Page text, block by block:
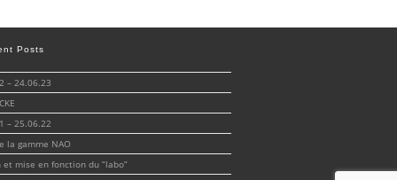
Posts
– 24.06.23
– 25.06.22
la gamme NAO
et mise en fonction du “labo”